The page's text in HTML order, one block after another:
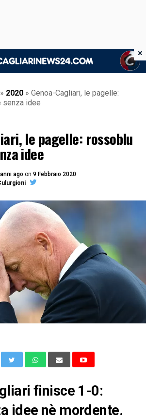
» 2020 » Genoa-Cagliari, le pagelle:
senza idee
le pagelle: rossoblu
idee
ago on 9 Febbraio 2020
finisce 1-0:
idee nè mordente.
×